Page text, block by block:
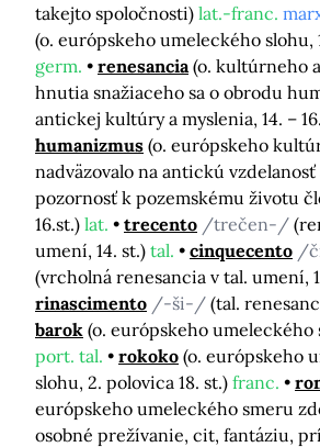
takejto spoločnosti) lat.-franc.
(o. európskeho umeleckého slohu,
germ.
renesancia (o. kultúrneho
hnutia snažiaceho sa o obrodu
antickej kultúry a myslenia, 14. –
humanizmus (o. európskeho
nadväzovalo na antickú vzdelanosť
pozornosť k pozemskému životu
16.st.) lat. trecento /trečen-/
umení, 14. st.) tal. cinquecento /
(vrcholná renesancia v tal. umení,
rinascimento /-ši-/ (tal.
barok (o. európskeho umeleckého
port. tal.
rokoko (o. európskeho
slohu, 2. polovica 18. st.) franc.
európskeho umeleckého smeru
osobné prežívanie, cit, fantáziu,